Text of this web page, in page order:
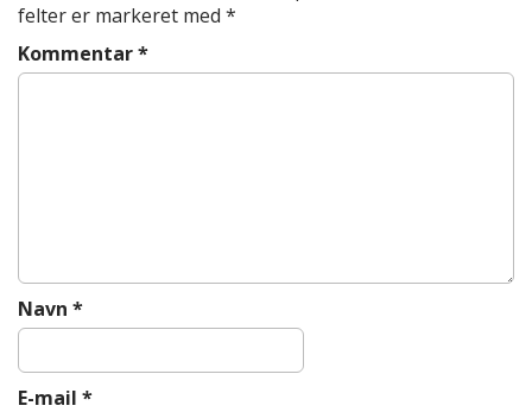
felter er markeret med *
Kommentar*
Navn *
E-mail *